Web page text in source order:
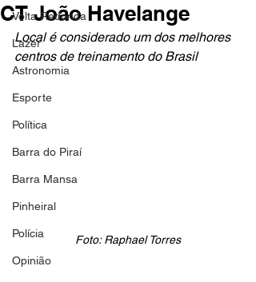
Volta Redonda
Lazer
Astronomia
Esporte
Política
Barra do Piraí
Barra Mansa
Pinheiral
Polícia
Opinião
CT João Havelange
Local é considerado um dos melhores
centros de treinamento do Brasil
Foto: Raphael Torres